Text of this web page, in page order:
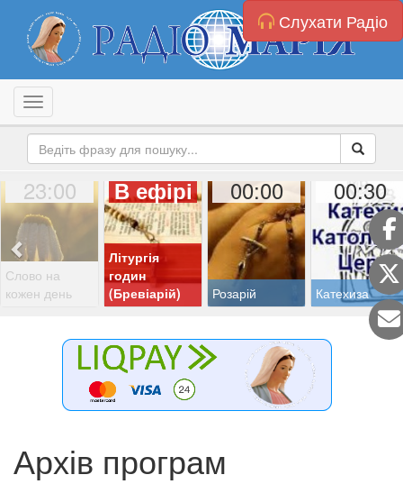
Слухати Радіо
Toggle navigation
23:00
Слово на
кожен день
В ефірі
Літургія
годин
(Бревіарій)
00:00
Розарій
00:30
Катехиза
Архів програм